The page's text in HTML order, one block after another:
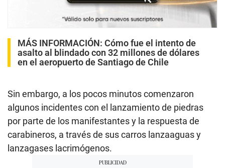
MÁS INFORMACIÓN: Cómo fue el intento de
asalto al blindado con 32 millones de dólares
en el aeropuerto de Santiago de Chile
Sin embargo, a los pocos minutos comenzaron
algunos incidentes con el lanzamiento de piedras
por parte de los manifestantes y la respuesta de
carabineros, a través de sus carros lanzaaguas y
lanzagases lacrimógenos.